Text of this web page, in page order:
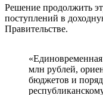
Решение продолжить
поступлений в
Правительстве.
млн рублей,
бюджетов и